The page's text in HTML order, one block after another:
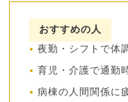
おすすめの人
夜勤・シフトで体
育児・介護で通勤
病棟の人間関係に